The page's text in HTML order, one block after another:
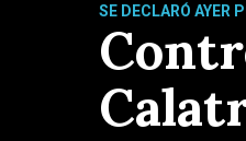
SE DECLARÓ AYER